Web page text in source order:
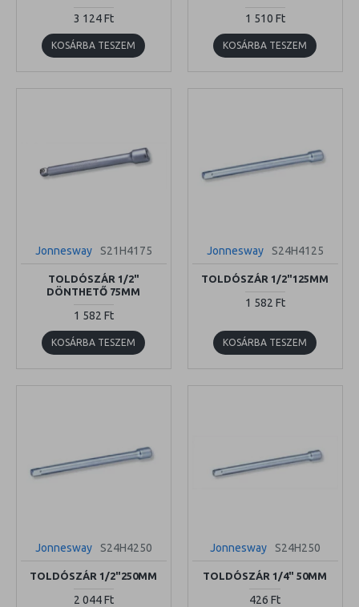
3 124 Ft
KOSÁRBA TESZEM
1 510 Ft
KOSÁRBA TESZEM
Jonnesway S21H4175
TOLDÓSZÁR 1/2"
DÖNTHETŐ 75MM
1 582 Ft
KOSÁRBA TESZEM
Jonnesway S24H4125
TOLDÓSZÁR 1/2"125MM
1 582 Ft
KOSÁRBA TESZEM
Jonnesway S24H4250
TOLDÓSZÁR 1/2"250MM
2 044 Ft
Jonnesway S24H250
TOLDÓSZÁR 1/4" 50MM
426 Ft